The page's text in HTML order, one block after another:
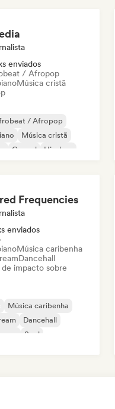
enviados
/ Afropop
Música cristã
/ Afropop
Música cristã
Gospel
Hip-hop
Frequencies
enviados
Música caribenha
Dancehall
impacto sobre
Música caribenha
Dancehall
Soul